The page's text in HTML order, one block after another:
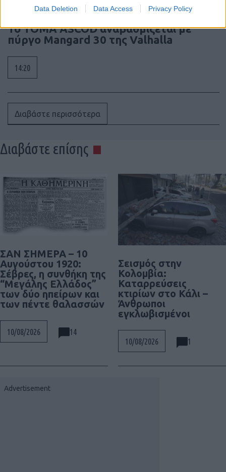
Data Deletion Data Access Privacy Policy
Το ΤΟΜΑ ASCOD αναβαθμίζεται με
πύργο Mangard 30 της Valhalla
14:20
Διαβάστε περισσότερα
Διαβάστε επίσης
ΣΑΝ ΣΗΜΕΡΑ – 10
Αυγούστου 1920:
Σέβρες, η συνθήκη της
“Μεγάλης Ελλάδος”
των δύο ηπείρων και
των πέντε θαλασσών
10/08/2026 14
Σεισμός στην
Κολομβία:
Καταρρεύσεις
κτιρίων στο Κάλι –
Άνθρωποι
εγκλωβισμένοι
10/08/2026 1